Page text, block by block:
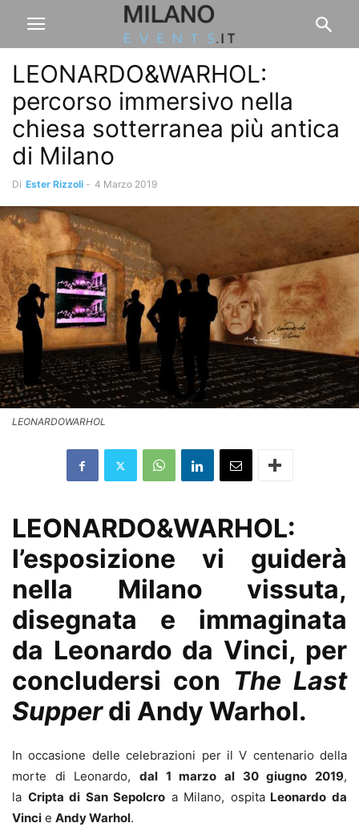
LEONARDO&WARHOL:
percorso immersivo nella
chiesa sotterranea più antica
di Milano
Di Ester Rizzoli - 4 Marzo 2019
LEONARDOWARHOL
LEONARDO&WARHOL:
l’esposizione vi guiderà
nella Milano vissuta,
disegnata e immaginata
da Leonardo da Vinci, per
concludersi con The Last
Supperdi Andy Warhol.
In occasione delle celebrazioni per il V centenario della
morte di Leonardo, dal 1 marzo al 30 giugno 2019,
la Cripta di San Sepolcro a Milano, ospitaLeonardo da
Vinci e Andy Warhol.